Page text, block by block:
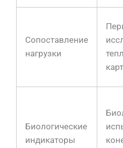
Сопоставление
нагрузки
Биологические
индикаторы